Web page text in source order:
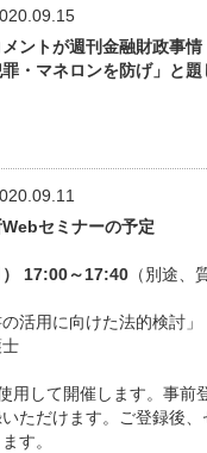
ントが週刊金融財政事
・マネロンを防げ」と
セミナーの予定
17:00～17:40 （別途、
の活用に向けた法的検討」
用して開催します。事前
ただけます。ご登録後
す。